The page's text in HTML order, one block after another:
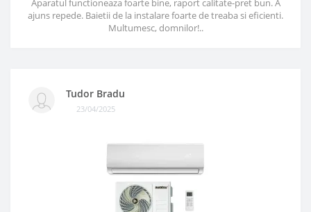
Aparatul functioneaza foarte bine, raport calitate-pret bun. A
ajuns repede. Baietii de la instalare foarte de treaba si eficienti.
Multumesc, domnilor!..
Tudor Bradu
23/04/2025